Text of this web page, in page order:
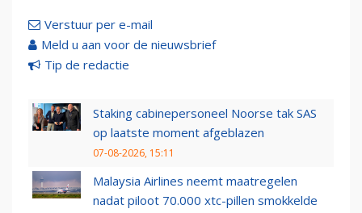
Verstuur per e-mail
Meld u aan voor de nieuwsbrief
Tip de redactie
Staking cabinepersoneel Noorse tak SAS
op laatste moment afgeblazen
07-08-2026, 15:11
Malaysia Airlines neemt maatregelen
nadat piloot 70.000 xtc-pillen smokkelde